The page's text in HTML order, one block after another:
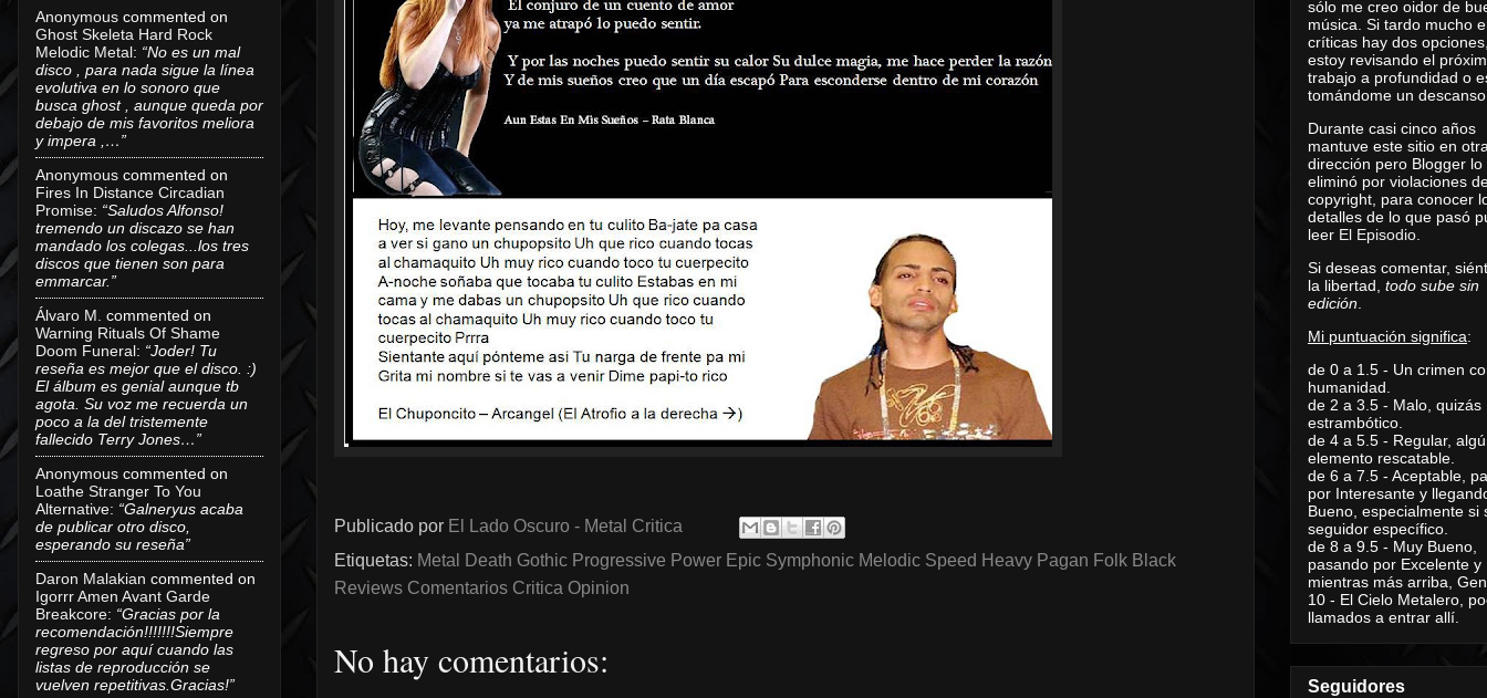
Publicado por El Lado Oscuro - Metal Critica
Etiquetas: Metal Death Gothic Progressive Power Epic Symphonic Melodic Speed Heavy Pagan Folk Black
Reviews Comentarios Critica Opinion
No hay comentarios:
Anonymous commented on
Ghost Skeleta Hard Rock
Melodic Metal: “No es un mal
disco , para nada sigue la línea
evolutiva en lo sonoro que
busca ghost , aunque queda por
debajo de mis favoritos meliora
y impera ,…”
Anonymous commented on
Fires In Distance Circadian
Promise: “Saludos Alfonso!
tremendo un discazo se han
mandado los colegas...los tres
discos que tienen son para
emmarcar.”
Álvaro M. commented on
Warning Rituals Of Shame
Doom Funeral: “Joder! Tu
reseña es mejor que el disco. :)
El álbum es genial aunque tb
agota. Su voz me recuerda un
poco a la del tristemente
fallecido Terry Jones…”
Anonymous commented on
Loathe Stranger To You
Alternative: “Galneryus acaba
de publicar otro disco,
esperando su reseña”
Daron Malakian commented on
Igorrr Amen Avant Garde
Breakcore: “Gracias por la
recomendación!!!!!!!Siempre
regreso por aquí cuando las
listas de reproducción se
vuelven repetitivas.Gracias!”
sólo me creo oidor de
música. Si tardo mucho
críticas hay dos
estoy revisando el
trabajo a profundidad o
tomándome un
Durante casi cinco años
mantuve este sitio en
dirección pero Blogger lo
eliminó por violaciones
copyright, para conocer
detalles de lo que pasó
leer El Episodio
Si deseas comentar,
la libertad, todo sube sin
edición
Mi puntuación significa:
de 0 a 1.5 - Un crimen
humanidad.
de 2 a 3.5 - Malo, quizás
estrambótico.
de 4 a 5.5 - Regular,
elemento rescatable.
de 6 a 7.5 - Aceptable,
por Interesante y
Bueno, especialmente si
seguidor específico.
de 8 a 9.5 - Muy Bueno,
pasando por Excelente y
mientras más arriba,
10 - El Cielo Metalero,
llamados a entrar allí.
Seguidores